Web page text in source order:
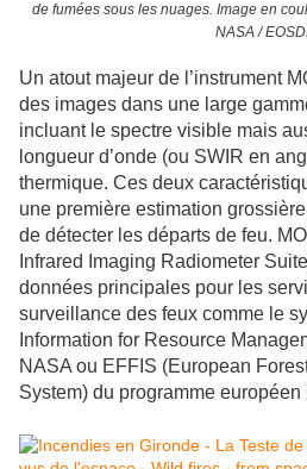
de fumées sous les nuages. Image en
NASA /
Un atout majeur de l’instrument
des images dans une large
incluant le spectre visible mais
longueur d’onde (ou SWIR en
thermique. Ces deux
une première estimation
de détecter les départs de feu.
Infrared Imaging Radiometer
données principales pour les
surveillance des feux comme le
Information for Resource
NASA ou EFFIS (European
System) du programme européen